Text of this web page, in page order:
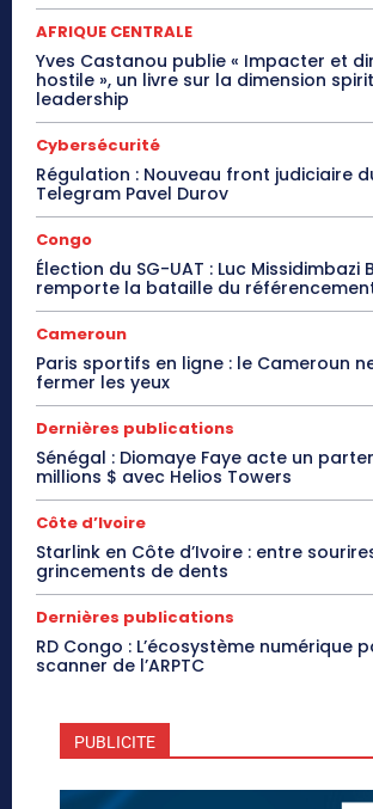
AFRIQUE CENTRALE
Yves Castanou publie « Impacter et
hostile », un livre sur la dimension
leadership
Cybersécurité
Régulation : Nouveau front judiciaire
Telegram Pavel Durov
Congo
Élection du SG-UAT : Luc Missidimbazi
remporte la bataille du
Cameroun
Paris sportifs en ligne : le Cameroun
fermer les yeux
Dernières publications
Sénégal : Diomaye Faye acte un
millions $ avec Helios Towers
Côte d’Ivoire
Starlink en Côte d’Ivoire : entre
grincements de dents
Dernières publications
RD Congo : L’écosystème numérique
scanner de l’ARPTC
PUBLICITE